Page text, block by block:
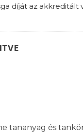
díját az akkreditált
tananyag és